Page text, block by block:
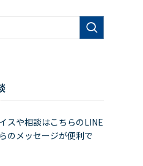
スや相談はこちらのLINE
のメッセージが便利で